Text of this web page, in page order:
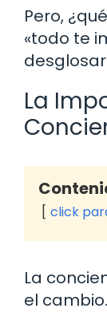
Pero,
«todo te
La
click
La
el cambio.